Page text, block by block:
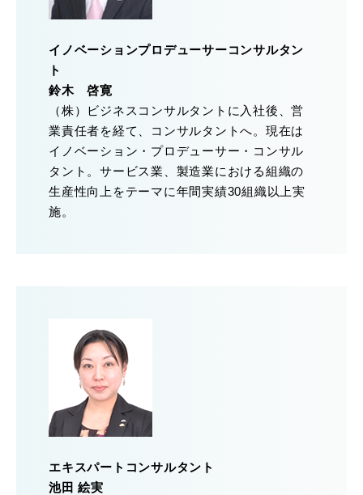
イノベーションプロデューサーコンサルタン
ト
鈴木 啓寛
（株）ビジネスコンサルタントに入社後、営
業責任者を経て、コンサルタントへ。現在は
イノベーション・プロデューサー・コンサル
タント。サービス業、製造業における組織の
生産性向上をテーマに年間実績30組織以上実
施。
エキスパートコンサルタント
池田 絵実